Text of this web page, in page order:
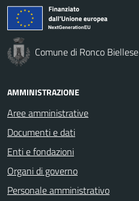
Comune di Ronco Biellese
AMMINISTRAZIONE
Aree amministrative
Documenti e dati
Enti e fondazioni
Organi di governo
Personale amministrativo